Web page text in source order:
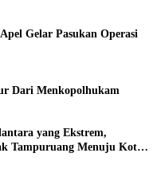
Gelar Pasukan Operasi
Dari Menkopolhukam
yang Ekstrem,
Tampuruang Menuju Koto